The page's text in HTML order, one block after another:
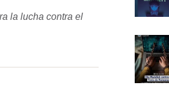
la lucha contra el